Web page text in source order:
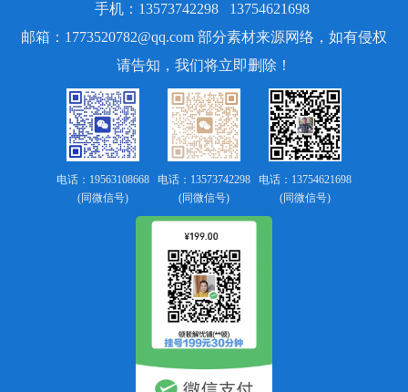
手机：13573742298 13754621698
邮箱：1773520782@qq.com 部分素材来源网络，如有侵权
请告知，我们将立即删除！
电话：19563108668
(同微信号)
电话：13573742298
(同微信号)
电话：13754621698
(同微信号)